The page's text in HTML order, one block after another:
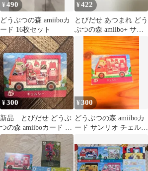
¥490
どうぶつの森 amiiboカ
ード 16枚セット
¥422
とびだせ あつまれ どう
ぶつの森 amiibo+ サン
リオ マーティー
¥300
新品 とびだせ どうぶ
つの森 amiiboカード サ
ンリオ チェルシー マ
イメロ
¥300
どうぶつの森 amiiboカ
ード サンリオ チェルシ